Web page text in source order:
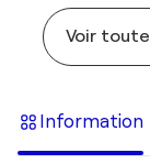
Voir
Information